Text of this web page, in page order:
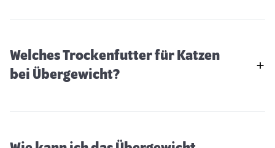
Welches Trockenfutter für Katzen
bei Übergewicht?